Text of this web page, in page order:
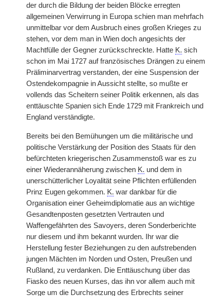
der durch die Bildung der beiden Blöcke erregten
allgemeinen Verwirrung in Europa schien man mehrfach
unmittelbar vor dem Ausbruch eines großen Krieges zu
stehen, vor dem man in Wien doch angesichts der
Machtfülle der Gegner zurückschreckte. Hatte K. sich
schon im Mai 1727 auf französisches Drängen zu einem
Präliminarvertrag verstanden, der eine Suspension der
Ostendekompagnie in Aussicht stellte, so mußte er
vollends das Scheitern seiner Politik erkennen, als das
enttäuschte Spanien sich Ende 1729 mit Frankreich und
England verständigte.
Bereits bei den Bemühungen um die militärische und
politische Verstärkung der Position des Staats für den
befürchteten kriegerischen Zusammenstoß war es zu
einer Wiederannäherung zwischen K. und dem in
unerschütterlicher Loyalität seine Pflichten erfüllenden
Prinz Eugen gekommen. K. war dankbar für die
Organisation einer Geheimdiplomatie aus an wichtige
Gesandtenposten gesetzten Vertrauten und
Waffengefährten des Savoyers, deren Sonderberichte
nur diesem und ihm bekannt wurden. Ihr war die
Herstellung fester Beziehungen zu den aufstrebenden
jungen Mächten im Norden und Osten, Preußen und
Rußland, zu verdanken. Die Enttäuschung über das
Fiasko des neuen Kurses, das ihn vor allem auch mit
Sorge um die Durchsetzung des Erbrechts seiner